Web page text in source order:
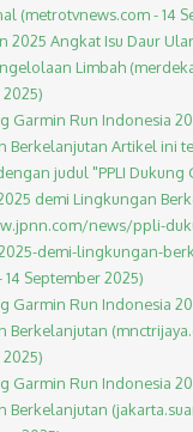
(metrotvnews.com - 14
2025 Angkat Isu Daur
Limbah
Garmin Run Indonesia
Berkelanjutan Artikel ini
judul "PPLI Dukung
demi Lingkungan
news/ppli-
demi-lingkungan-
September 2025)
Garmin Run Indonesia
Berkelanjutan
Garmin Run Indonesia
Berkelanjutan